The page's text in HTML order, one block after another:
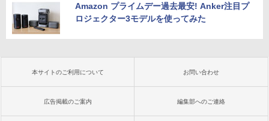
Amazon プライムデー過去最安! Anker注目プ
ロジェクター3モデルを使ってみた
本サイトのご利用について お問い合わせ
広告掲載のご案内 編集部へのご連絡